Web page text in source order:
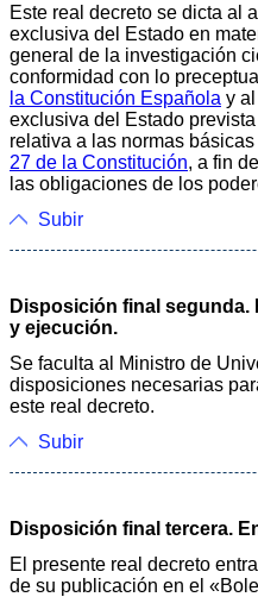
Este real decreto se dicta al
exclusiva del Estado en
general de la investigación
conformidad con lo
la Constitución Española y
exclusiva del Estado
relativa a las normas
27 de la Constitución, a fin
las obligaciones de los
Subir
Disposición final
y ejecución.
Se faculta al Ministro de
disposiciones necesarias
este real decreto.
Subir
Disposición final tercera.
El presente real decreto
de su publicación en el